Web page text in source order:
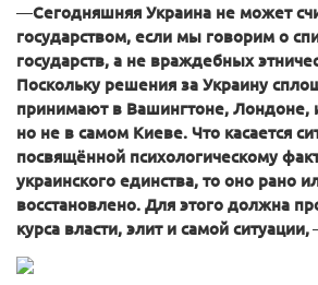
—Сегодняшняя Украина не может
государством, если мы говорим о
государств, а не враждебных
Поскольку решения за Украину
принимают в Вашингтоне, Лондоне,
но не в самом Киеве. Что касается
посвящённой психологическому
украинского единства, то оно рано
восстановлено. Для этого должна
курса власти, элит и самой ситуации,